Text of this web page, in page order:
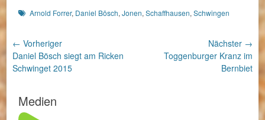
Schlagworte
Arnold Forrer, Daniel Bösch,Jonen,Schaffhausen,Schwingen
Beitragsnavigation
← Vorheriger
Vorheriger
Beitrag:
Daniel Bösch siegt am Ricken
Schwinget 2015
Nächster →
NächsterToggenburger Kranz im
Bernbiet
Medien